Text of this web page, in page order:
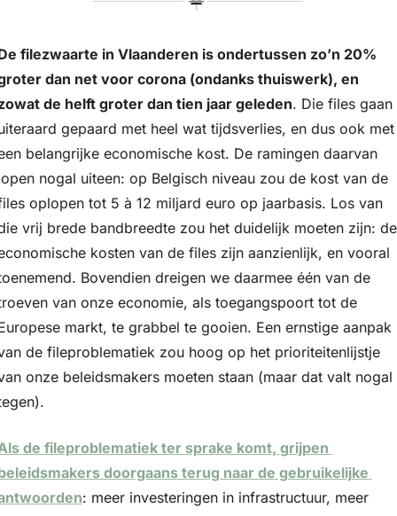
filezwaarte in Vlaanderen is ondertussen zo’n 20%
dan net voor corona (ondanks thuiswerk), en
de helft groter dan tien jaar geleden. Die files gaan
gepaard met heel wat tijdsverlies, en dus ook met
belangrijke economische kost. De ramingen daarvan
nogal uiteen: op Belgisch niveau zou de kost van de
oplopen tot 5 à 12 miljard euro op jaarbasis. Los van
vrij brede bandbreedte zou het duidelijk moeten zijn: de
kosten van de files zijn aanzienlijk, en vooral
Bovendien dreigen we daarmee één van de
van onze economie, als toegangspoort tot de
markt, te grabbel te gooien. Een ernstige aanpak
de fileproblematiek zou hoog op het prioriteitenlijstje
onze beleidsmakers moeten staan (maar dat valt nogal
de fileproblematiek ter sprake komt, grijpen
doorgaans terug naar de gebruikelijke
: meer investeringen in infrastructuur, meer